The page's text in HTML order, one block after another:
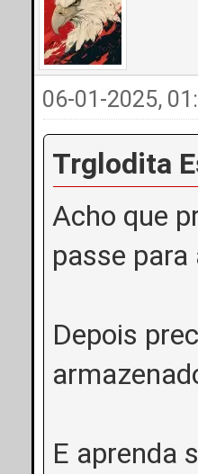
06-01-2025,
Trglodita
Acho que
passe
Depois
E aprenda